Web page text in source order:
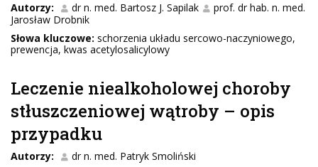
Autorzy: dr n. med. Bartosz J. Sapilak
prof. dr hab. n. med.
Jarosław Drobnik
Słowa kluczowe: schorzenia układu sercowo-naczyniowego,
prewencja, kwas acetylosalicylowy
Leczenie niealkoholowej choroby
stłuszczeniowej wątroby – opis
przypadku
Autorzy:
dr n. med. Patryk Smoliński